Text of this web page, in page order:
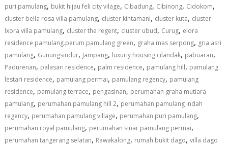
puri pamulang, bukit hijau feli city vilage, Cibadung, Cibinong, Cidokom,
cluster bella rosa villa pamulang, cluster kintamani, cluster kuta, cluster
lxora villa pamulang, cluster the regent, cluster ubud, Curug, elora
residence pamulang.perum pamulang green, graha mas serpong, gria asri
pamulang, Gunungsindur, Jampang, luxuriy housing cilandak, pabuaran,
Padurenan, palasari residence, palm residence, pamulang hill, pamulang
lestari residence, pamulang permai, pamulang regency, pamulang
residence, pamulang terrace, pengasinan, perumahan graha mutiara
pamulang, perumahan pamulang hill 2, perumahan pamulang indah
regency, perumahan pamulang village, perumahan puri pamulang,
perumahan royal pamulang, perumahan sinar pamulang permai,
perumahan tangerang selatan, Rawakalong, rumah bukit dago,villa dago